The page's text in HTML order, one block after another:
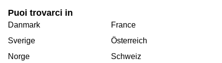
Puoi trovarci in
Danmark
Sverige
Norge
France
Österreich
Schweiz